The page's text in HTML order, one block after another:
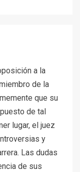
a la
de la
que su
de tal
lugar, el juez
y
Las dudas
de sus